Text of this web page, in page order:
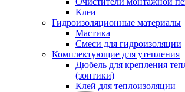
Клеи
Гидроизоляционные материалы
Мастика
Смеси для гидроизоляции
Комплектующие для утепления
Дюбель для крепления
(зонтики)
Клей для теплоизоляции